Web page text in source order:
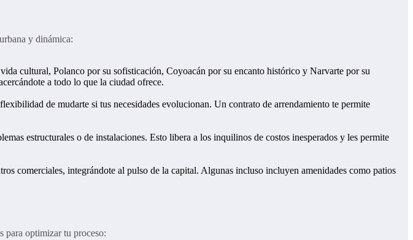
y dinámica:
cultural, Polanco por su sofisticación, Coyoacán por su encanto histórico y Narvarte por su
a todo lo que la ciudad ofrece.
de mudarte si tus necesidades evolucionan. Un contrato de arrendamiento te permite
estructurales o de instalaciones. Esto libera a los inquilinos de costos inesperados y les permite
comerciales, integrándote al pulso de la capital. Algunas incluso incluyen amenidades como patios
para optimizar tu proceso: